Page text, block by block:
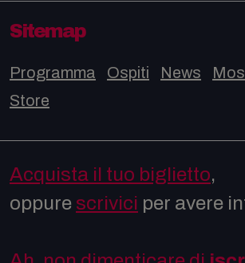
Sitemap
Programma Ospiti News
Store
Acquista il tuo biglietto,
oppure scrivici per avere